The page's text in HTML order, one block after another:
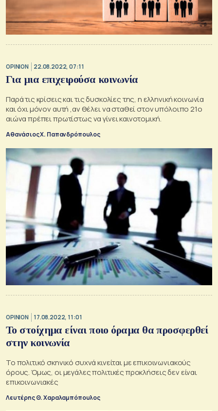
OPINION 22.08.2022, 07:11
Για μια επιχειρούσα κοινωνία
Παρά τις κρίσεις και τις δυσκολίες της, η ελληνική κοινωνία
και όχι μόνον αυτή ,αν θέλει να σταθεί στον υπόλοιπο 21ο
αιώνα πρέπει πρωτίστως να γίνει καινοτομική.
Αθανάσιος Χ. Παπανδρόπουλος
OPINION 17.08.2022, 11:01
Το στοίχημα είναι ποιο όραμα θα προσφερθεί
στην κοινωνία
Το πολιτικό σκηνικό συχνά κινείται με επικοινωνιακούς
όρους. Όμως, οι μεγάλες πολιτικές προκλήσεις δεν είναι
επικοινωνιακές
Λευτέρης Θ. Χαραλαμπόπουλος